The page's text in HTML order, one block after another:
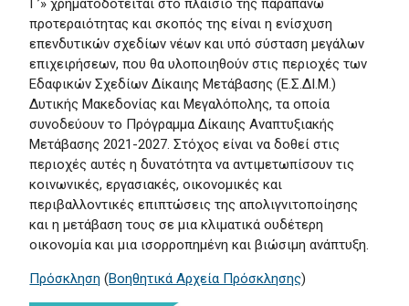
Γ’» χρηματοδοτείται στο πλαίσιο της παραπάνω
προτεραιότητας και σκοπός της είναι η ενίσχυση
επενδυτικών σχεδίων νέων και υπό σύσταση μεγάλων
επιχειρήσεων, που θα υλοποιηθούν στις περιοχές των
Εδαφικών Σχεδίων Δίκαιης Μετάβασης (Ε.Σ.ΔΙ.Μ.)
Δυτικής Μακεδονίας και Μεγαλόπολης, τα οποία
συνοδεύουν το Πρόγραμμα Δίκαιης Αναπτυξιακής
Μετάβασης 2021-2027. Στόχος είναι να δοθεί στις
περιοχές αυτές η δυνατότητα να αντιμετωπίσουν τις
κοινωνικές, εργασιακές, οικονομικές και
περιβαλλοντικές επιπτώσεις της απολιγνιτοποίησης
και η μετάβαση τους σε μια κλιματικά ουδέτερη
οικονομία και μια ισορροπημένη και βιώσιμη ανάπτυξη.
Πρόσκληση (Βοηθητικά Αρχεία Πρόσκλησης)